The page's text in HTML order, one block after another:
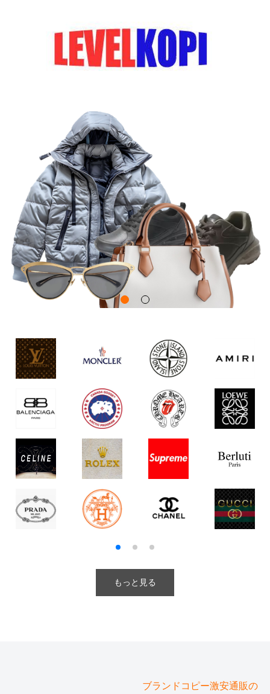
もっと見る
ブランドコピー激安通販の